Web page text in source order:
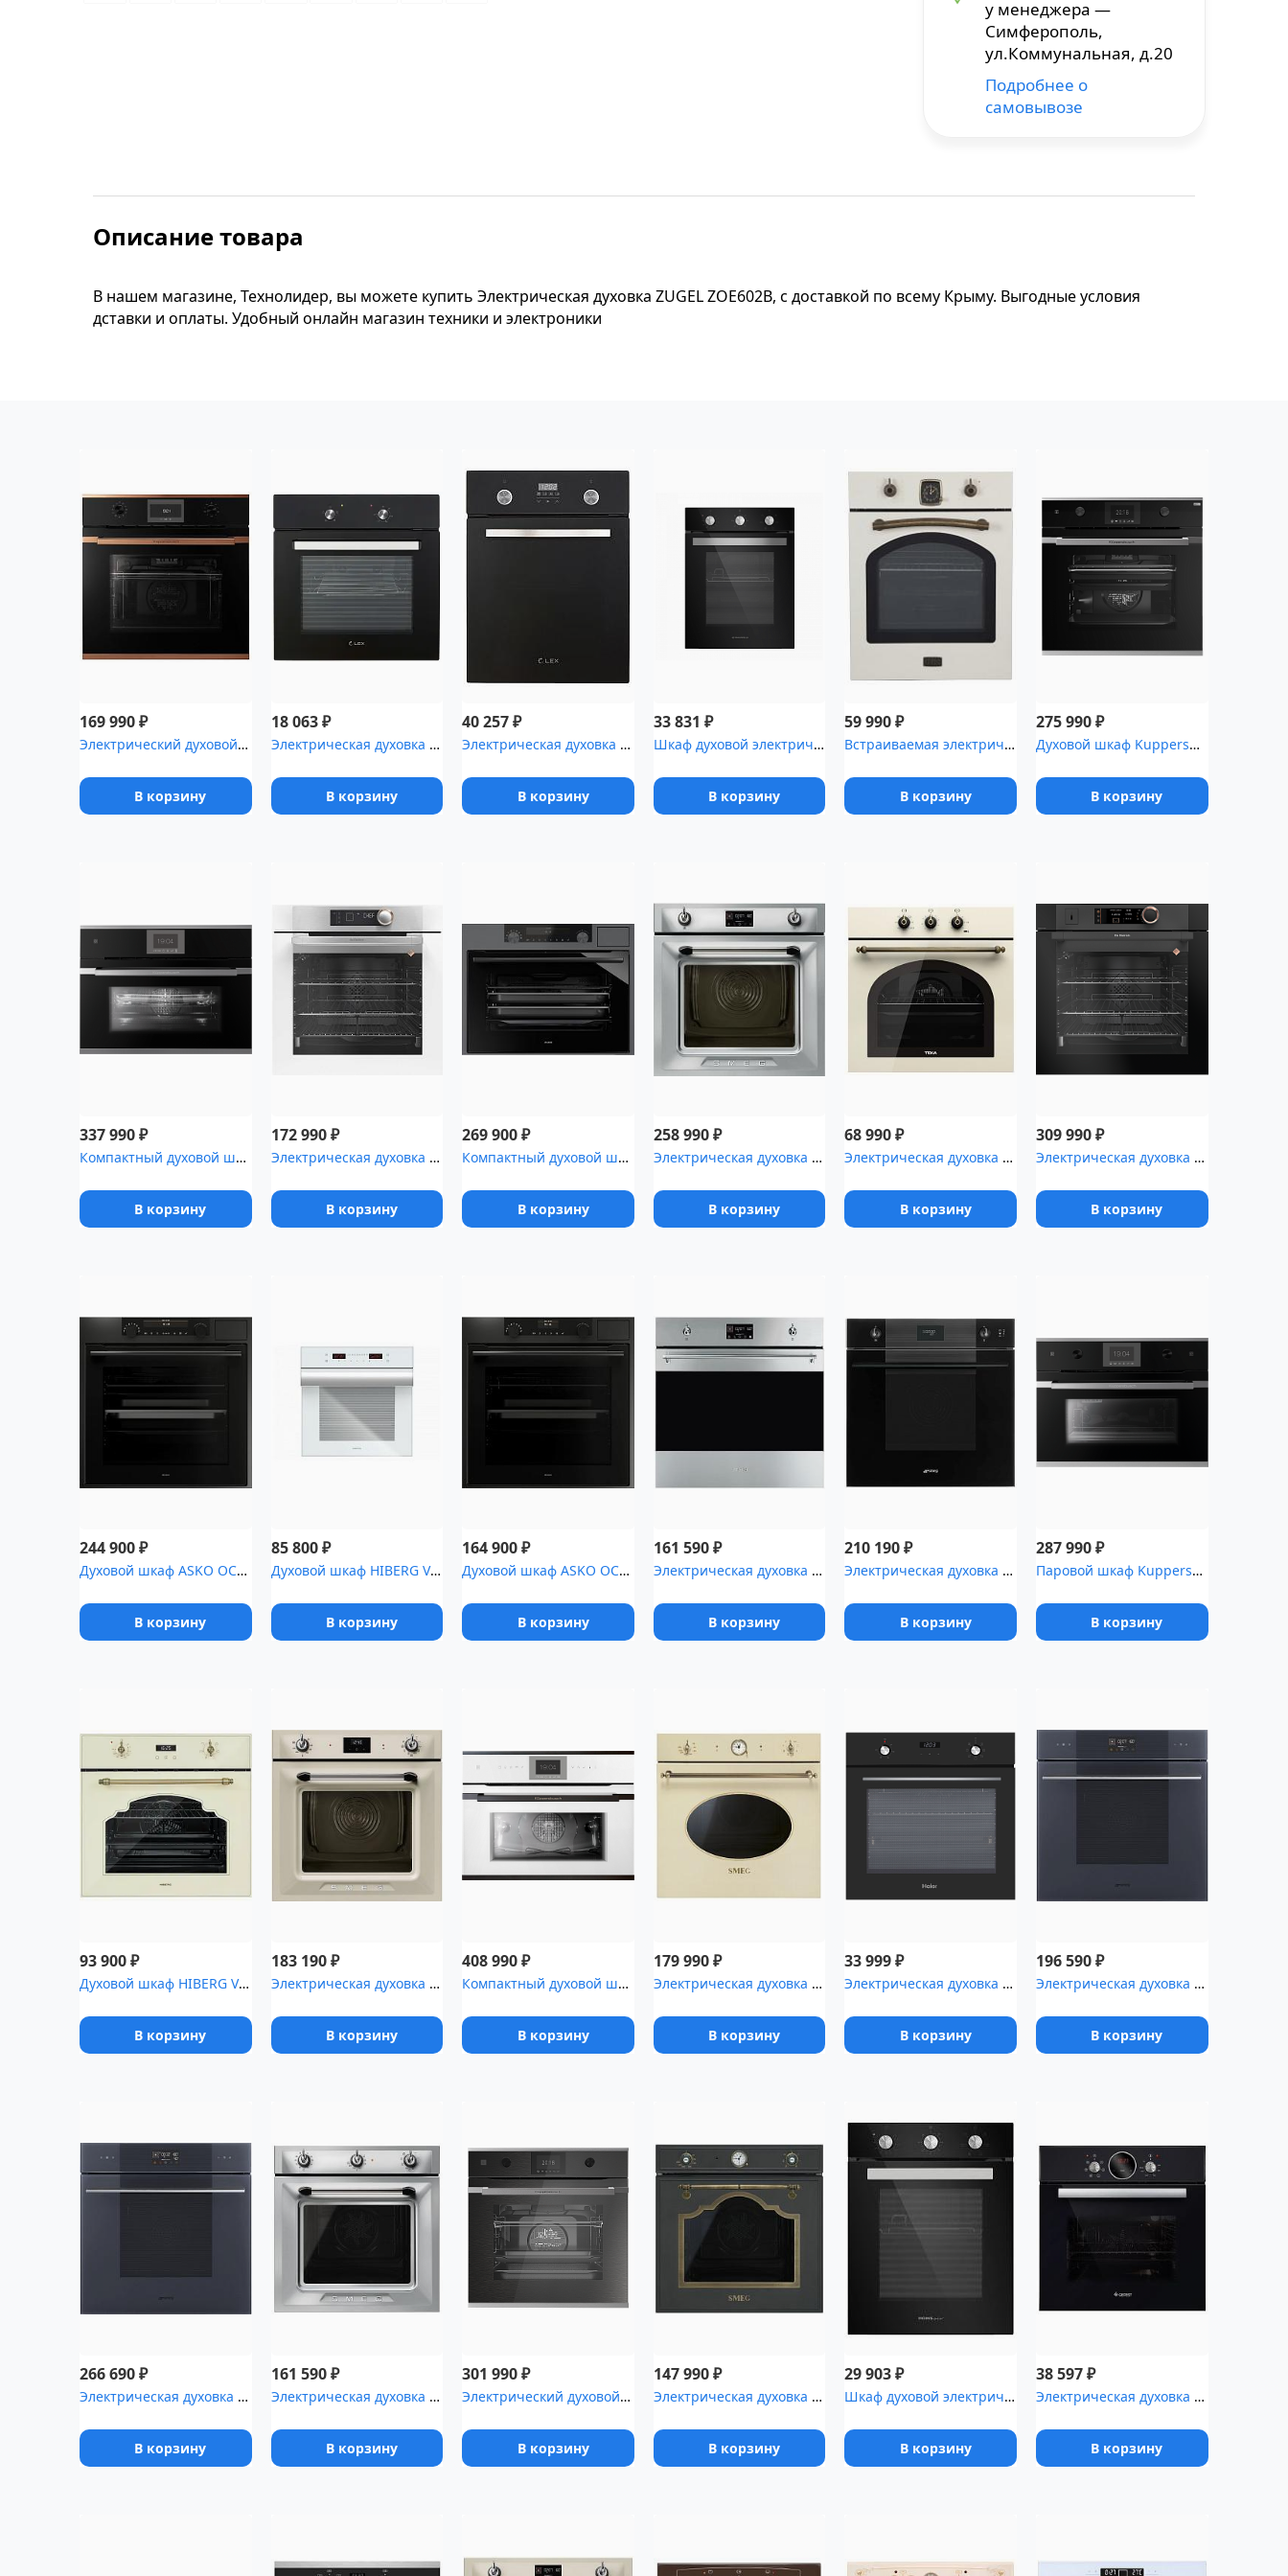
у менеджера —
Симферополь,
ул.Коммунальная, д.20
Подробнее о
самовывозе
Описание товара
В нашем магазине, Технолидер, вы можете купить Электрическая духовка ZUGEL ZOE602B, с доставкой по всему Крыму. Выгодные условия
дставки и оплаты. Удобный онлайн магазин техники и электроники
169 990₽
Электрический духовой шкаф Kuppersbusch B 6330.0 S7 Copper
В корзину
18 063₽
Электрическая духовка Lex EDM 040 BL черный
В корзину
40 257₽
Электрическая духовка Lex EDP 4590 BL объем 55л, LED таймер, 9 фу...
В корзину
33 831 ₽
Шкаф духовой электрический MAUNFELD EOEC516B
В корзину
59 990₽
Встраиваемая электрическая духовка Korting OKB 4941 CRB, ширина 4...
В корзину
275 990₽
Духовой шкаф Kuppersbusch BP 6381.0 S1 Stainless Steel
В корзину
337 990₽
Компактный духовой шкаф с микроволнами Kuppersbusch CBM 6550.0 S3...
В корзину
172 990₽
Электрическая духовка De Dietrich DOP8360W
В корзину
269 900₽
Компактный духовой шкаф ASKO OCSM8487B
В корзину
258 990₽
Электрическая духовка SMEG SOP6902S2PX
В корзину
68 990₽
Электрическая духовка TEKA HRB 6100 VNB BRASS ваниль/сост.бронза
В корзину
309 990₽
Электрическая духовка De Dietrich DOR7586A
В корзину
244 900₽
Духовой шкаф ASKO OCS8687A1
В корзину
85 800₽
Духовой шкаф HIBERG VM 6192 W
В корзину
164 900₽
Духовой шкаф ASKO OCS8664A1
В корзину
161 590₽
Электрическая духовка SMEG SO6302TX
В корзину
210 190₽
Электрическая духовка SMEG SOP6101S2B3
В корзину
287 990₽
Паровой шкаф Kuppersbusch CD 6350.0 S3 Silver Chrome
В корзину
93 900₽
Духовой шкаф HIBERG VM 6260 RY
В корзину
183 190₽
Электрическая духовка SMEG SOP6900TP
В корзину
408 990₽
Компактный духовой шкаф с паром Kuppersbusch CBD 6550.0 W2 Black ...
В корзину
179 990₽
Электрическая духовка SMEG SFP805PO с пиролизом
В корзину
33 999₽
Электрическая духовка Haier HOX-P06HGB
В корзину
196 590₽
Электрическая духовка SMEG SO6102TG
В корзину
266 690₽
Электрическая духовка SMEG SOP6102S2PG
В корзину
161 590₽
Электрическая духовка SMEG SF6905X1 нержавеющая сталь
В корзину
301 990₽
Электрический духовой шкаф Kuppersbusch BP 6350.0 GPH 1 Stainless...
В корзину
147 990₽
Электрическая духовка SMEG SF700AO
В корзину
29 903₽
Шкаф духовой электрический HOMSair OEF451BK
В корзину
38 597₽
Электрическая духовка Gefest ЭДВ ДА 602-02 РА
В корзину
Шуруповерты и электроотвертки
Электролобзики